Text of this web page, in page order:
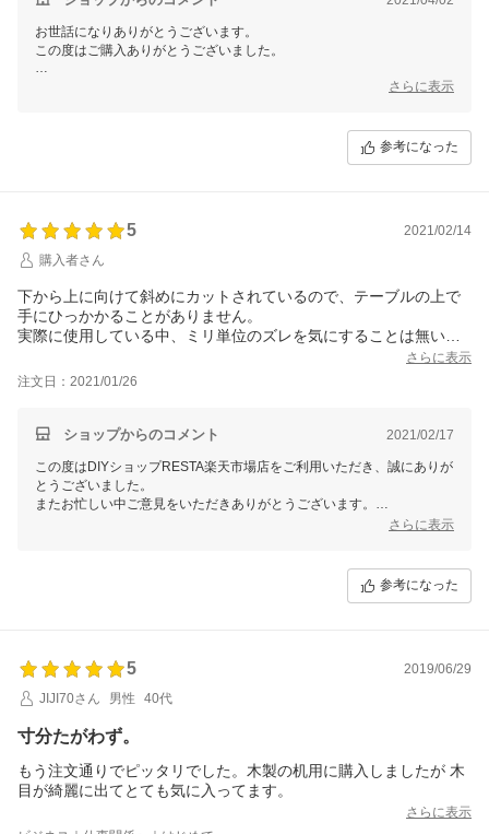
お世話になりありがとうございます。
この度はご購入ありがとうございました。
さらに表示
参考になった
5
2021/02/14
購入者さん
下から上に向けて斜めにカットされているので、テーブルの上で
手にひっかかることがありません。
実際に使用している中、ミリ単位のズレを気にすることは無いと
思いますので問題ありませんでした。しっかりとした素材、作り
でとても満足しています。
さらに表示
注文日：2021/01/26
ショップからのコメント 2021/02/17
この度はDIYショップRESTA楽天市場店をご利用いただき、誠にありが
とうございました。
またお忙しい中ご意見をいただきありがとうございます。
またご縁がございましたらよろしくお願いいたします。
さらに表示
参考になった
5
2019/06/29
JIJI70さん
男性 40代
寸分たがわず。
もう注文通りでピッタリでした。木製の机用に購入しましたが 木
目が綺麗に出てとても気に入ってます。
さらに表示